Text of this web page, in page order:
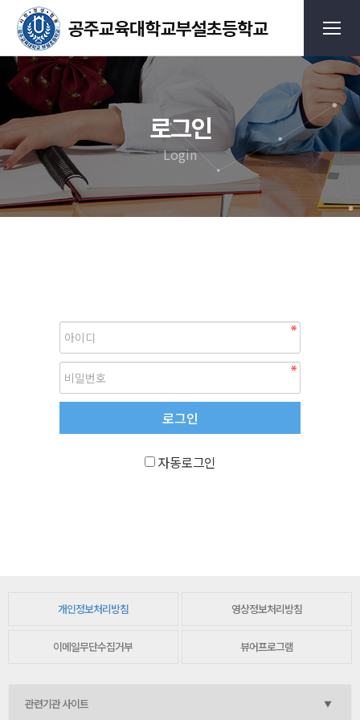
로그인
Login
자동로그인
개인정보처리방침 영상정보처리방침
이메일무단수집거부 뷰어프로그램